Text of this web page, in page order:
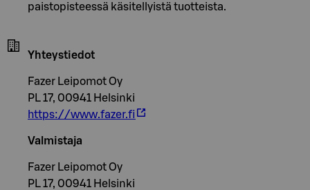
paistopisteessä käsitellyistä tuotteista.
Yhteystiedot
Fazer Leipomot Oy
PL 17, 00941 Helsinki
https://www.fazer.fi
Valmistaja
Fazer Leipomot Oy
PL 17, 00941 Helsinki